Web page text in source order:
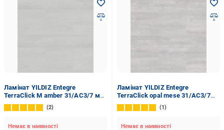
Ламінат YILDIZ Entegre
TerraClick M amber 31/AC3/7 мм
(SF-60B)
2
Немає в наявності
Ламінат YILDIZ Entegre
TerraClick opal mese 31/AC3/7
мм (SF-63B)
1
Немає в наявності